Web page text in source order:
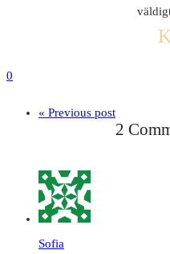
0
« Previous post
2
Sofia